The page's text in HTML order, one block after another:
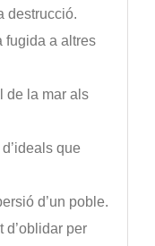
destrucció.
fugida a altres
de la mar als
que
d’un poble.
d’oblidar per